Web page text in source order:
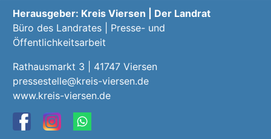
Herausgeber: Kreis Viersen | Der Landrat
Büro des Landrates | Presse- und
Öffentlichkeitsarbeit
Rathausmarkt 3 | 41747 Viersen
pressestelle@kreis-viersen.de
www.kreis-viersen.de